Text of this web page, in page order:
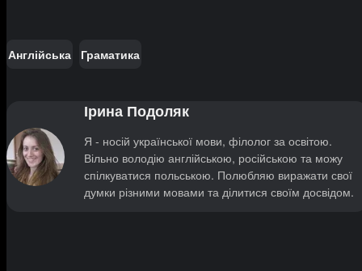
Англійська Граматика
Ірина Подоляк
Я - носій української мови, філолог за освітою.
Вільно володію англійською, російською та можу
спілкуватися польською. Полюбляю виражати свої
думки різними мовами та ділитися своїм досвідом.